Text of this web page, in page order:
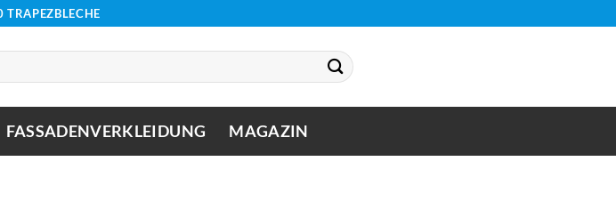
TRAPEZBLECHE
FASSADENVERKLEIDUNG MAGAZIN